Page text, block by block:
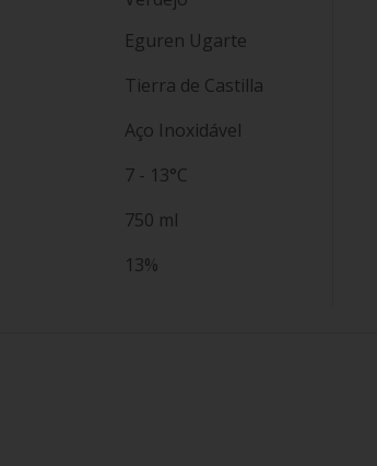
Eguren Ugarte
Tierra de Castilla
Aço Inoxidável
7 - 13°C
750 ml
13%